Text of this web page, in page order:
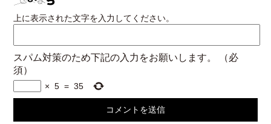
上に表示された文字を入力してください。
スパム対策のため下記の入力をお願いします。
（必
須）
× 5 = 35